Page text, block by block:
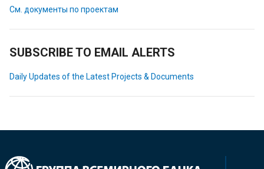
См. документы по проектам
SUBSCRIBE TO EMAIL ALERTS
Daily Updates of the Latest Projects & Documents